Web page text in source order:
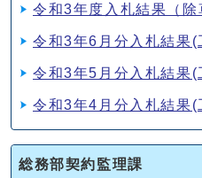
令和3年度入札結果（除
令和3年6月分入札結果(
令和3年5月分入札結果(
令和3年4月分入札結果(
総務部契約監理課